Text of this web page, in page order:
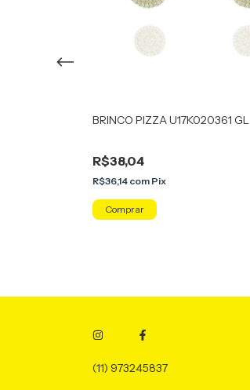
BRINCO PIZZA U17K020361 GL
R$38,04
R$36,14 com Pix
(11) 973245837